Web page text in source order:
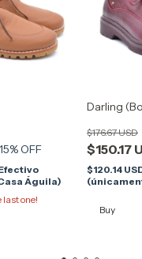
15% OFF
Águila)
last one!
Darling
$150.17
$176.67 USD
$120.14
Buy